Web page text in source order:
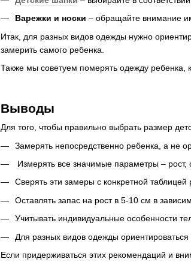
Варежки и носки – обращайте внимание
Итак, для разных видов одежды нужно
замерить самого ребенка.
Также мы советуем померять одежду ребенка,
Выводы
Для того, чтобы правильно выбрать размер
Замерять непосредственно ребенка, а не
Измерять все значимые параметры – рост,
Сверять эти замеры с конкретной
Оставлять запас на рост в 5-10 см в
Учитывать индивидуальные особенности
Для разных видов одежды
Если придерживаться этих рекомендаций и